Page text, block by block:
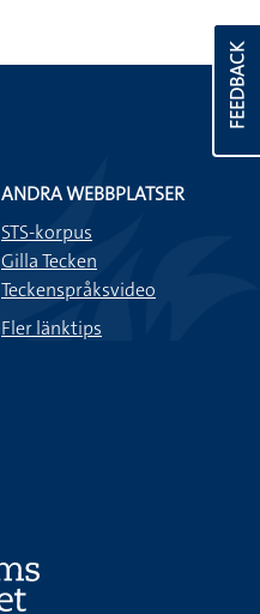
FEEDBACK
ANDRA WEBBPLATSER
STS-korpus
Gilla Tecken
Teckenspråksvideo
Fler länktips